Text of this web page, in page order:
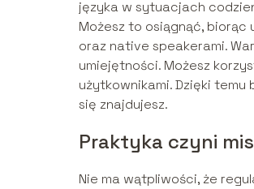
języka w sytuacjach
Możesz to osiągnąć, biorąc
oraz native speakerami.
umiejętności. Możesz
użytkownikami. Dzięki
się znajdujesz.
Praktyka czyni
Nie ma wątpliwości, że